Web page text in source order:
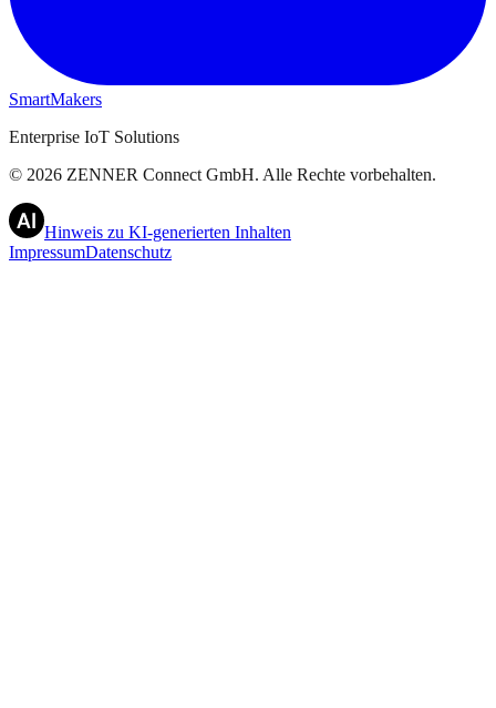
SmartMakers
Enterprise IoT Solutions
© 2026 ZENNER Connect GmbH. Alle Rechte vorbehalten.
Hinweis zu KI-generierten Inhalten
ImpressumDatenschutz